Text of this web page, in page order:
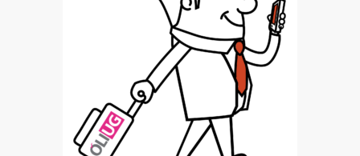
INTERESSENSVERTRETUNG